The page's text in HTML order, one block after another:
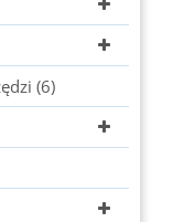
(6)